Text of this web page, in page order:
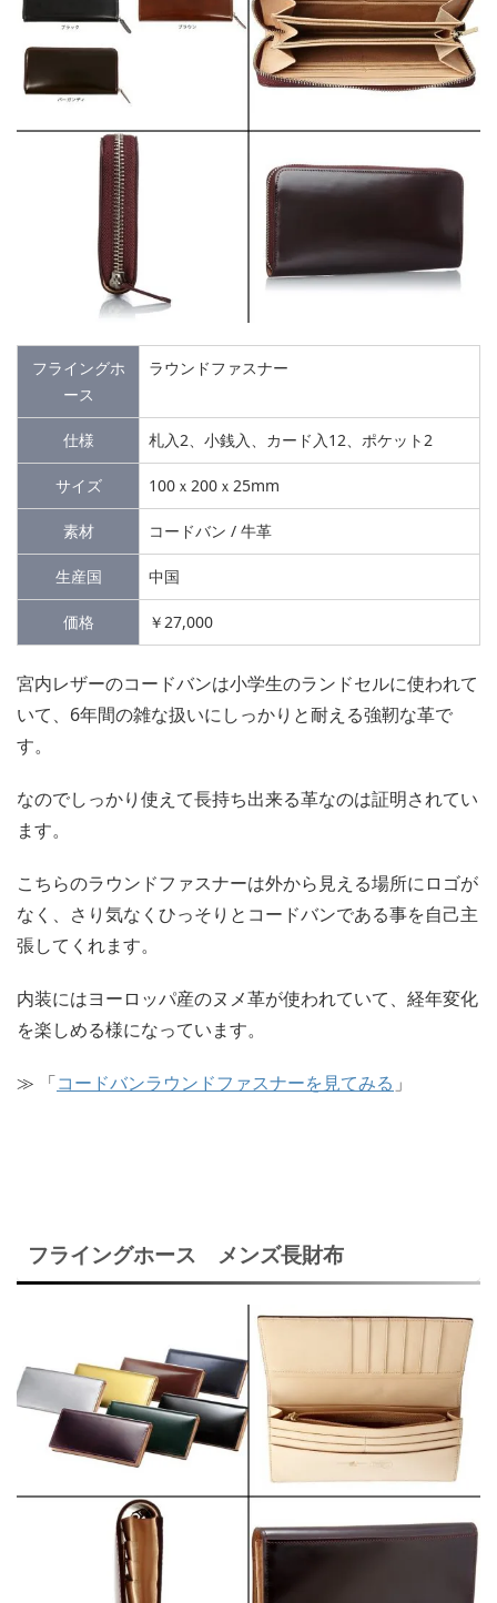
フライングホ
ース
ラウンドファスナー
仕様 札入2、小銭入、カード入12、ポケット2
サイズ 100ｘ200ｘ25mm
素材 コードバン / 牛革
生産国 中国
価格 ￥27,000
宮内レザーのコードバンは小学生のランドセルに使われて
いて、6年間の雑な扱いにしっかりと耐える強靭な革で
す。
なのでしっかり使えて長持ち出来る革なのは証明されてい
ます。
こちらのラウンドファスナーは外から見える場所にロゴが
なく、さり気なくひっそりとコードバンである事を自己主
張してくれます。
内装にはヨーロッパ産のヌメ革が使われていて、経年変化
を楽しめる様になっています。
≫ 「コードバンラウンドファスナーを見てみる 」
フライングホース メンズ長財布